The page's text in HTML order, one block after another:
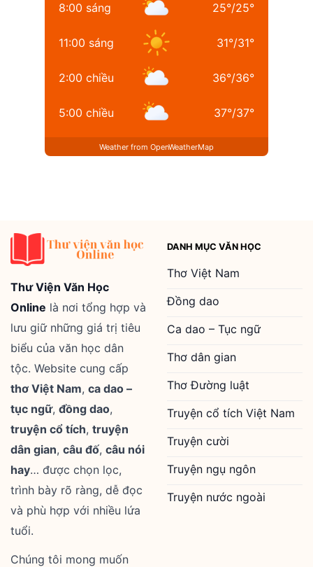
8:00 sáng 25°/25°
11:00 sáng 31°/31°
2:00 chiều 36°/36°
5:00 chiều 37°/37°
Weather from OpenWeatherMap
Thư Viện Văn Học
Online là nơi tổng hợp và
lưu giữ những giá trị tiêu
biểu của văn học dân
tộc. Website cung cấp
thơ Việt Nam, ca dao –
tục ngữ, đồng dao,
truyện cổ tích, truyện
dân gian, câu đố, câu nói
hay… được chọn lọc,
trình bày rõ ràng, dễ đọc
và phù hợp với nhiều lứa
tuổi.
Chúng tôi mong muốn
DANH MỤC VĂN HỌC
Thơ Việt Nam
Đồng dao
Ca dao – Tục ngữ
Thơ dân gian
Thơ Đường luật
Truyện cổ tích Việt Nam
Truyện cười
Truyện ngụ ngôn
Truyện nước ngoài